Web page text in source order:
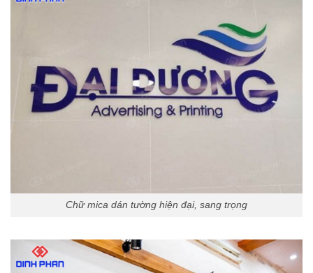
Chữ mica dán tường hiện đại, sang trọng